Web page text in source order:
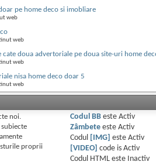
pe home deco si imobliare
web
web
cate doua advertoriale pe doua site-uri home
web
nisa home deco doar 5
web
noi.
proprii
Codul BBeste Activ
Zâmbeteeste Activ
Codul
[IMG] este Activ
[VIDEO]
code is Activ
Codul HTML este
Inactiv